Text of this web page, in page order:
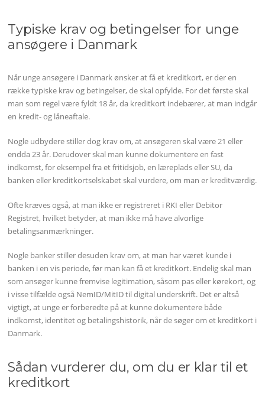
Typiske krav og betingelser for unge
ansøgere i Danmark
Når unge ansøgere i Danmark ønsker at få et kreditkort, er der en
række typiske krav og betingelser, de skal opfylde. For det første skal
man som regel være fyldt 18 år, da kreditkort indebærer, at man indgår
en kredit- og låneaftale.
Nogle udbydere stiller dog krav om, at ansøgeren skal være 21 eller
endda 23 år. Derudover skal man kunne dokumentere en fast
indkomst, for eksempel fra et fritidsjob, en læreplads eller SU, da
banken eller kreditkortselskabet skal vurdere, om man er kreditværdig.
Ofte kræves også, at man ikke er registreret i RKI eller Debitor
Registret, hvilket betyder, at man ikke må have alvorlige
betalingsanmærkninger.
Nogle banker stiller desuden krav om, at man har været kunde i
banken i en vis periode, før man kan få et kreditkort. Endelig skal man
som ansøger kunne fremvise legitimation, såsom pas eller kørekort, og
i visse tilfælde også NemID/MitID til digital underskrift. Det er altså
vigtigt, at unge er forberedte på at kunne dokumentere både
indkomst, identitet og betalingshistorik, når de søger om et kreditkort i
Danmark.
Sådan vurderer du, om du er klar til et
kreditkort